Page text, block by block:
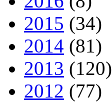
2015 (34)
2014 (81)
2013 (120)
2012 (77)